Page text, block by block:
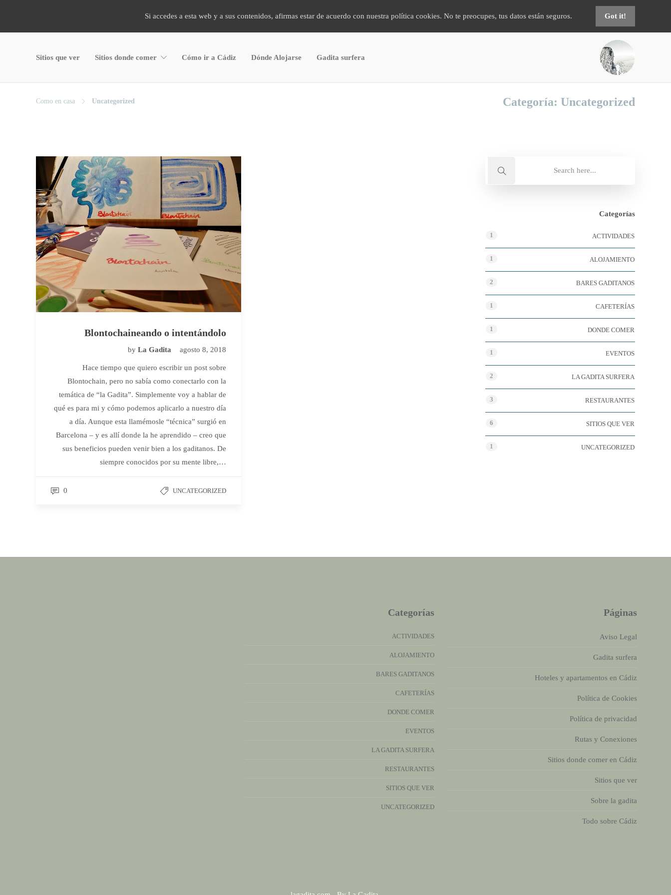
Si accedes a esta web y a sus contenidos, afirmas estar de acuerdo con nuestra política cookies. No te preocupes, tus datos están seguros. Got it!
Sitios que ver Sitios donde comer Cómo ir a Cádiz Dónde Alojarse Gadita surfera
Categoría: Uncategorized
Como en casa Uncategorized
Blontochaineando o intentándolo
by La Gadita agosto 8, 2018
Hace tiempo que quiero escribir un post sobre
Blontochain, pero no sabía como conectarlo con la
temática de “la Gadita”. Simplemente voy a hablar de
qué es para mi y cómo podemos aplicarlo a nuestro día
a día. Aunque esta llamémosle “técnica” surgió en
Barcelona – y es allí donde la he aprendido – creo que
sus beneficios pueden venir bien a los gaditanos. De
siempre conocidos por su mente libre,…
UNCATEGORIZED
0
Categorías
ACTIVIDADES
1
ALOJAMIENTO
1
BARES GADITANOS
2
CAFETERÍAS
1
DONDE COMER
1
EVENTOS
1
LA GADITA SURFERA
2
RESTAURANTES
3
SITIOS QUE VER
6
UNCATEGORIZED
1
Categorías
ACTIVIDADES
ALOJAMIENTO
BARES GADITANOS
CAFETERÍAS
DONDE COMER
EVENTOS
LA GADITA SURFERA
RESTAURANTES
SITIOS QUE VER
UNCATEGORIZED
Páginas
Aviso Legal
Gadita surfera
Hoteles y apartamentos en Cádiz
Política de Cookies
Política de privacidad
Rutas y Conexiones
Sitios donde comer en Cádiz
Sitios que ver
Sobre la gadita
Todo sobre Cádiz